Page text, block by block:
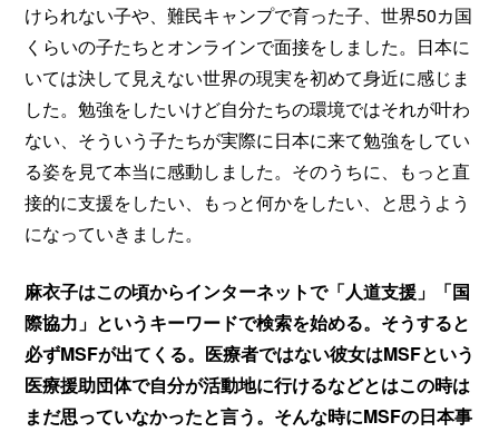
けられない子や、難民キャンプで育った子、世界50カ国
くらいの子たちとオンラインで面接をしました。日本に
いては決して見えない世界の現実を初めて身近に感じま
した。勉強をしたいけど自分たちの環境ではそれが叶わ
ない、そういう子たちが実際に日本に来て勉強をしてい
る姿を見て本当に感動しました。そのうちに、もっと直
接的に支援をしたい、もっと何かをしたい、と思うよう
になっていきました。
麻衣子はこの頃からインターネットで「人道支援」「国
際協力」というキーワードで検索を始める。そうすると
必ずMSFが出てくる。医療者ではない彼女はMSFという
医療援助団体で自分が活動地に行けるなどとはこの時は
まだ思っていなかったと言う。そんな時にMSFの日本事